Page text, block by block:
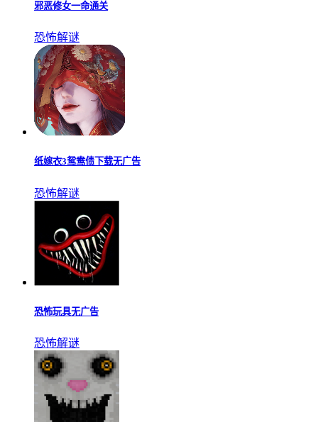
邪恶修女一命通关
恐怖解谜
纸嫁衣3鸳鸯债下载无广告
恐怖解谜
恐怖玩具无广告
恐怖解谜